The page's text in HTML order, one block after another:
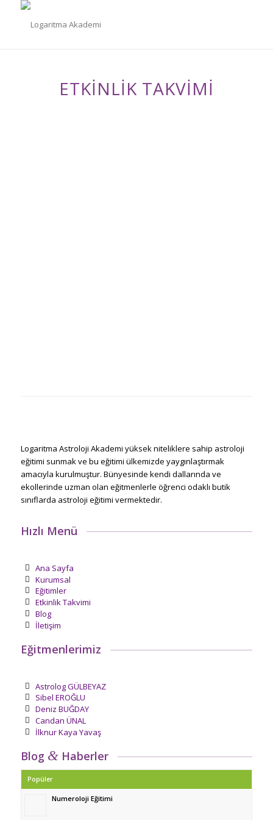
ETKİNLİK TAKVİMİ
Logaritma Astroloji Akademi yüksek niteliklere sahip astroloji
eğitimi sunmak ve bu eğitimi ülkemizde yaygınlaştırmak
amacıyla kurulmuştur. Bünyesinde kendi dallarında ve
ekollerinde uzman olan eğitmenlerle öğrenci odaklı butik
sınıflarda astroloji eğitimi vermektedir.
Hızlı Menü
Ana Sayfa
Kurumsal
Eğitimler
Etkinlik Takvimi
Blog
İletişim
Eğitmenlerimiz
Astrolog GÜLBEYAZ
Sibel EROĞLU
Deniz BUĞDAY
Candan ÜNAL
İlknur Kaya Yavaş
Blog &Haberler
Popüler
Numeroloji Eğitimi